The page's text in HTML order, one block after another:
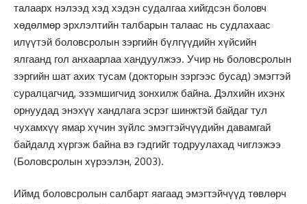
талаарх нэлээд хэд хэдэн судалгаа хийгдсэн боловч
хөдөлмөр эрхлэлтийн талбарын талаас нь судлахаас
илүүтэй боловсролын зэргийн бүлгүүдийн хүйсийн
ялгаанд гол анхаарлаа хандуулжээ. Учир нь боловсролын
зэргийн шат ахих тусам (докторын зэргээс бусад) эмэгтэй
суралцагчид, эзэмшигчид зонхилж байна. Дэлхийн ихэнх
орнуудад энэхүү хандлага эсрэг шинжтэй байдаг тул
чухамхүү ямар хүчин зүйлс эмэгтэйчүүдийн давамгай
байдалд хүргэж байна вэ гэдгийг тодруулахад чиглэжээ
(Боловсролын хүрээлэн, 2003).
Иймд боловсролын салбарт яагаад эмэгтэйчүүд төвлөрч